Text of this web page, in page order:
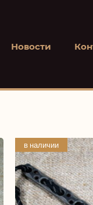
Новости
в наличии